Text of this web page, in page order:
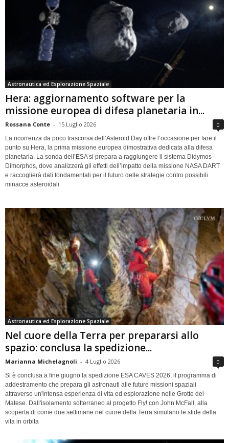
Astronautica ed Esplorazione Spaziale
Hera: aggiornamento software per la
missione europea di difesa planetaria in...
Rossana Conte - 15 Luglio 2026 0
La ricorrenza da poco trascorsa dell’Asteroid Day offre l’occasione per fare il
punto su Hera, la prima missione europea dimostrativa dedicata alla difesa
planetaria. La sonda dell’ESA si prepara a raggiungere il sistema Didymos–
Dimorphos, dove analizzerà gli effetti dell’impatto della missione NASA DART
e raccoglierà dati fondamentali per il futuro delle strategie contro possibili
minacce asteroidali
Astronautica ed Esplorazione Spaziale
Nel cuore della Terra per prepararsi allo
spazio: conclusa la spedizione...
Marianna Michelagnoli - 4 Luglio 2026 0
Si è conclusa a fine giugno la spedizione ESA CAVES 2026, il programma di
addestramento che prepara gli astronauti alle future missioni spaziali
attraverso un'intensa esperienza di vita ed esplorazione nelle Grotte del
Matese. Dall'isolamento sotterraneo al progetto Fly! con John McFall, alla
scoperta di come due settimane nel cuore della Terra simulano le sfide della
vita in orbita